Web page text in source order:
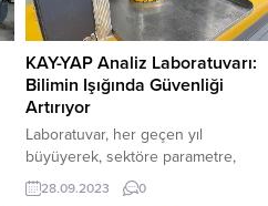
KAY-YAP Analiz Laboratuvarı:
Bilimin Işığında Güvenliği
Artırıyor
Laboratuvar, her geçen yıl
büyüyerek, sektöre parametre,
cihaz ve uzmanlık ekleyerek hizmet
yelpazesini genişletmeye devam
28.09.2023 0